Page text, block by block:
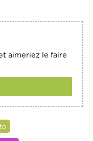
aimeriez le faire